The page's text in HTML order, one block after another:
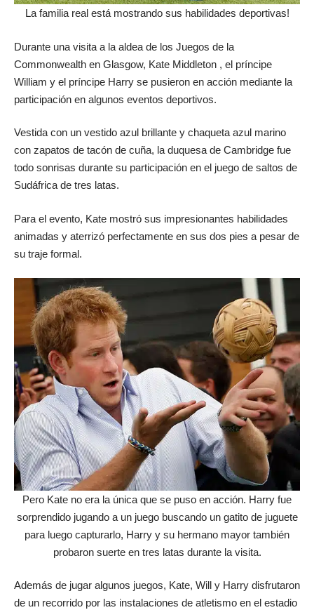
La familia real está mostrando sus habilidades deportivas!
Durante una visita a la aldea de los Juegos de la
Commonwealth en Glasgow, Kate Middleton , el príncipe
William y el príncipe Harry se pusieron en acción mediante la
participación en algunos eventos deportivos.
Vestida con un vestido azul brillante y chaqueta azul marino
con zapatos de tacón de cuña, la duquesa de Cambridge fue
todo sonrisas durante su participación en el juego de saltos de
Sudáfrica de tres latas.
Para el evento, Kate mostró sus impresionantes habilidades
animadas y aterrizó perfectamente en sus dos pies a pesar de
su traje formal.
Pero Kate no era la única que se puso en acción. Harry fue
sorprendido jugando a un juego buscando un gatito de juguete
para luego capturarlo, Harry y su hermano mayor también
probaron suerte en tres latas durante la visita.
Además de jugar algunos juegos, Kate, Will y Harry disfrutaron
de un recorrido por las instalaciones de atletismo en el estadio